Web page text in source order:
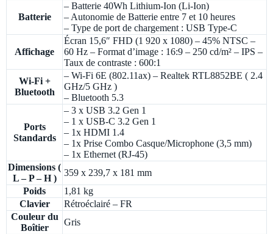
Batterie
– Batterie 40Wh Lithium-Ion (Li-Ion)
– Autonomie de Batterie entre 7 et 10 heures
– Type de port de chargement : USB Type-C
Affichage
Écran 15,6″ FHD (1 920 x 1080) – 45% NTSC –
60 Hz – Format d’image : 16:9 – 250 cd/m² – IPS –
Taux de contraste : 600:1
Wi-Fi +
Bluetooth
– Wi-Fi 6E (802.11ax) – Realtek RTL8852BE ( 2.4
GHz/5 GHz )
– Bluetooth 5.3
Ports
Standards
– 3 x USB 3.2 Gen 1
– 1 x USB-C 3.2 Gen 1
– 1x HDMI 1.4
– 1x Prise Combo Casque/Microphone (3,5 mm)
– 1x Ethernet (RJ-45)
Dimensions (
L – P – H )
359 x 239,7 x 181 mm
Poids
1,81 kg
Clavier
Rétroéclairé – FR
Couleur du
Boîtier
Gris